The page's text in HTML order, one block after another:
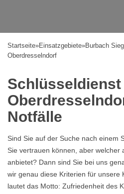
Startseite»Einsatzgebiete»Burbach
Oberdresselndorf
Notfälle
Sind Sie auf der Suche nach einem
Sie vertrauen können, aber welcher
anbietet? Dann sind Sie bei uns
wir genau diese Kriterien für unsere
lautet das Motto: Zufriedenheit des